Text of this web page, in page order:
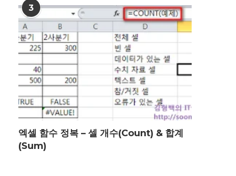
3
엑셀 함수 정복 – 셀 개수(Count) & 합계
(Sum)